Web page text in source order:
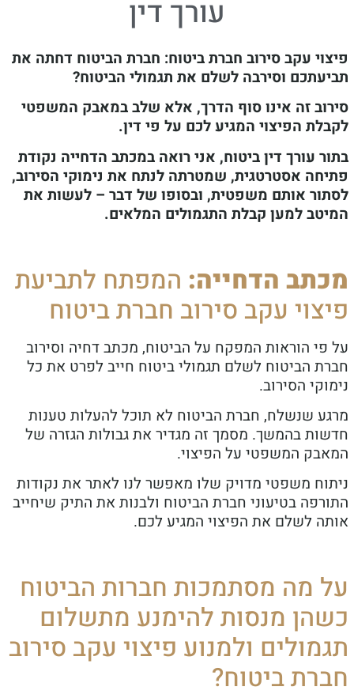
עורך דין
עקב סירוב חברת ביטוח: חברת הביטוח דחתה את
וסירבה לשלם את תגמולי הביטוח?
זה אינו סוף הדרך, אלא שלב במאבק המשפטי
הפיצוי המגיע לכם על פי דין.
עורך דין ביטוח, אני רואה במכתב הדחייה נקודת
אסטרטגית, שמטרתה לנתח את נימוקי הסירוב,
אותם משפטית, ובסופו של דבר – לעשות את
למען קבלת התגמולים המלאים.
הדחייה:המפתח לתביעת
עקב סירוב חברת ביטוח
הוראות המפקח על הביטוח, מכתב דחיה וסירוב
הביטוח לשלם תגמולי ביטוח חייב לפרט את כל
הסירוב.
שנשלח, חברת הביטוח לא תוכל להעלות טענות
בהמשך. מסמך זה מגדיר את גבולות הגזרה של
המשפטי על הפיצוי.
משפטי מדויק שלו מאפשר לנו לאתר את נקודות
בטיעוני חברת הביטוח ולבנות את התיק שיחייב
לשלם את הפיצוי המגיע לכם.
מה מסתמכות חברות הביטוח
מנסות להימנע מתשלום
ולמנוע פיצוי עקב סירוב
ביטוח?